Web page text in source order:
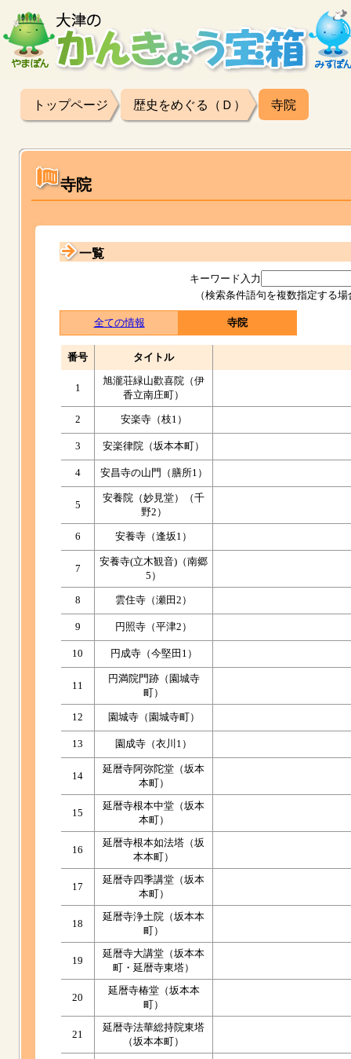
トップページ 歴史をめぐる（Ｄ） 寺院
寺院
一覧
キーワード入力
（検索条件語句を複数指定する
全ての情報 寺院
番号 タイトル
1
旭瀧荘緑山歡喜院（伊
香立南庄町）
2 安楽寺（枝1）
3 安楽律院（坂本本町）
4 安昌寺の山門（膳所1）
5
安養院（妙見堂）（千
野2）
6 安養寺（逢坂1）
7
安養寺(立木観音)（南郷
5）
8 雲住寺（瀬田2）
9 円照寺（平津2）
10 円成寺（今堅田1）
11
円満院門跡（園城寺
町）
12 園城寺（園城寺町）
13 園成寺（衣川1）
14
延暦寺阿弥陀堂（坂本
本町）
15
延暦寺根本中堂（坂本
本町）
16
延暦寺根本如法塔（坂
本本町）
17
延暦寺四季講堂（坂本
本町）
18
延暦寺浄土院（坂本本
町）
19
延暦寺大講堂（坂本本
町・延暦寺東塔）
20
延暦寺椿堂（坂本本
町）
21
延暦寺法華総持院東塔
（坂本本町）